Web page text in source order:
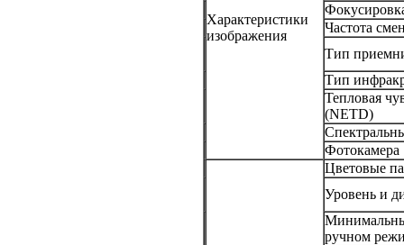
Характеристики
изображения
Частота
Тип
Тип
Тепловая
(NETD)
Фотокамера
Цветовые
Уровень и
ручном